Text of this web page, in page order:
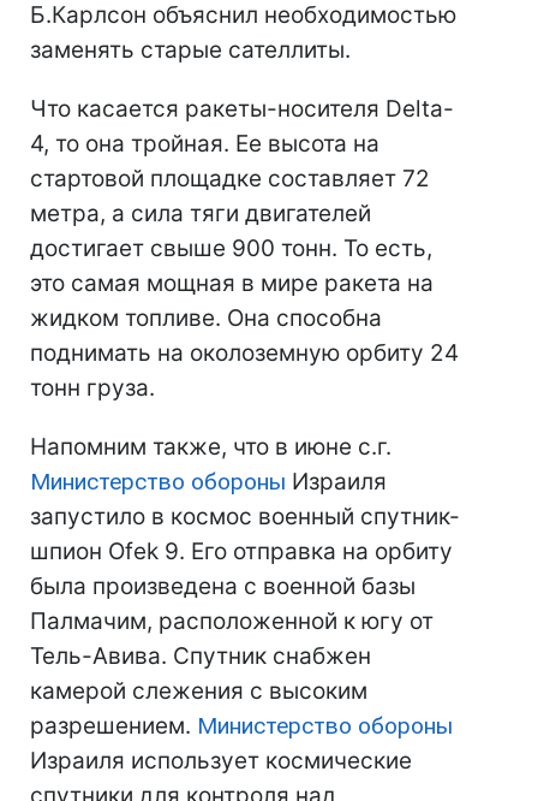
Б.Карлсон объяснил необходимостью
заменять старые сателлиты.
Что касается ракеты-носителя Delta-
4, то она тройная. Ее высота на
стартовой площадке составляет 72
метра, а сила тяги двигателей
достигает свыше 900 тонн. То есть,
это самая мощная в мире ракета на
жидком топливе. Она способна
поднимать на околоземную орбиту 24
тонн груза.
Напомним также, что в июне с.г.
Министерство обороны Израиля
запустило в космос военный спутник-
шпион Ofek 9. Его отправка на орбиту
была произведена с военной базы
Палмачим, расположенной к югу от
Тель-Авива. Спутник снабжен
камерой слежения с высоким
разрешением. Министерство обороны
Израиля использует космические